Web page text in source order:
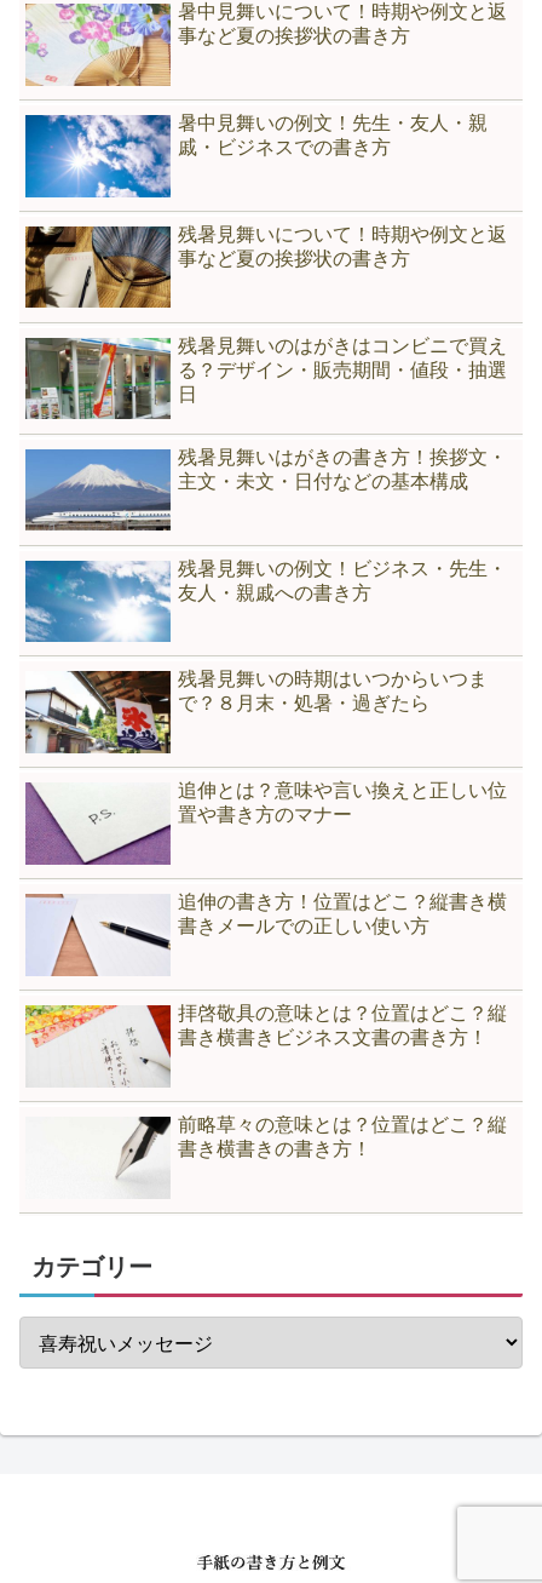
暑中見舞いについて！時期や例文と返
事など夏の挨拶状の書き方
暑中見舞いの例文！先生・友人・親
戚・ビジネスでの書き方
残暑見舞いについて！時期や例文と返
事など夏の挨拶状の書き方
残暑見舞いのはがきはコンビニで買え
る？デザイン・販売期間・値段・抽選
日
残暑見舞いはがきの書き方！挨拶文・
主文・未文・日付などの基本構成
残暑見舞いの例文！ビジネス・先生・
友人・親戚への書き方
残暑見舞いの時期はいつからいつま
で？８月末・処暑・過ぎたら
追伸とは？意味や言い換えと正しい位
置や書き方のマナー
追伸の書き方！位置はどこ？縦書き横
書きメールでの正しい使い方
拝啓敬具の意味とは？位置はどこ？縦
書き横書きビジネス文書の書き方！
前略草々の意味とは？位置はどこ？縦
書き横書きの書き方！
カテゴリー